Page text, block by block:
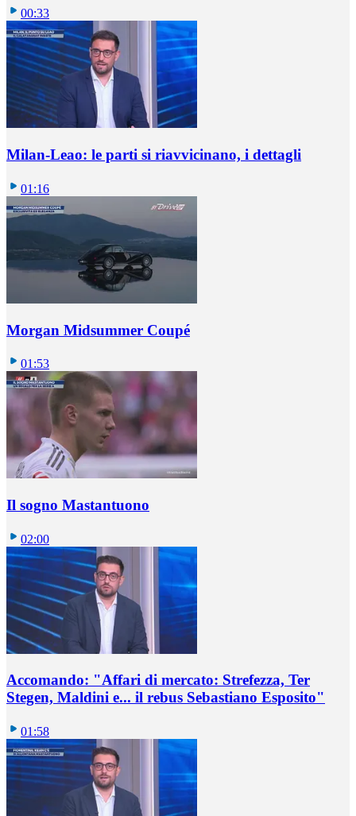
00:33
Milan-Leao: le parti si riavvicinano, i dettagli
01:16
Morgan Midsummer Coupé
01:53
Il sogno Mastantuono
02:00
Accomando: "Affari di mercato: Strefezza, Ter
Stegen, Maldini e... il rebus Sebastiano Esposito"
01:58